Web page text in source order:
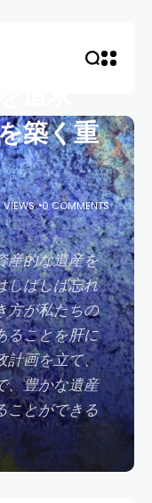
築く重
0 COMMENTS
産的な遺産を
しばしば忘れ
方が私たちの
ることを肝に
計画を立て、
、豊かな遺産
ことができる